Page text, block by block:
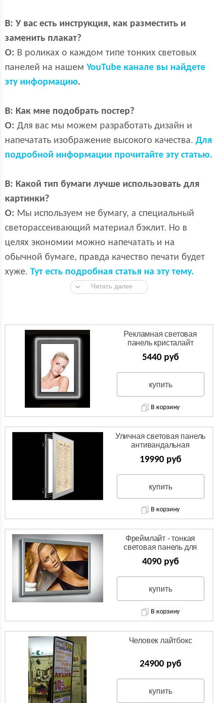
В: У вас есть инструкция, как разместить и
заменить плакат?
О: В роликах о каждом типе тонких световых
панелей на нашем YouTube канале вы найдете
эту информацию.
В: Как мне подобрать постер?
О: Для вас мы можем разработать дизайн и
напечатать изображение высокого качества. Для
подробной информации прочитайте эту статью.
В: Какой тип бумаги лучше использовать для
картинки?
О: Мы используем не бумагу, а специальный
светорассеивающий материал бэклит. Но в
целях экономии можно напечатать и на
обычной бумаге, правда качество печати будет
хуже. Тут есть подробная статья на эту тему.
Читать далее
Рекламная световая
панель кристалайт
5440 руб
купить
В корзину
Уличная световая панель
антивандальная
19990 руб
купить
В корзину
Фреймлайт - тонкая
световая панель для
рекламы
4090 руб
купить
В корзину
Человек лайтбокс
24900 руб
купить